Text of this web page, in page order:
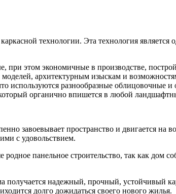
технологии. Эта технология
этом экономичные в производстве,
архитектурным изыскам и
используются разнообразные облицовочные
органично впишется в любой
завоевывает пространство и двигается на
с удовольствием.
панельное строительство, так как дом
получается надежный, прочный, устойчивый
долго дожидаться своего нового жилья.